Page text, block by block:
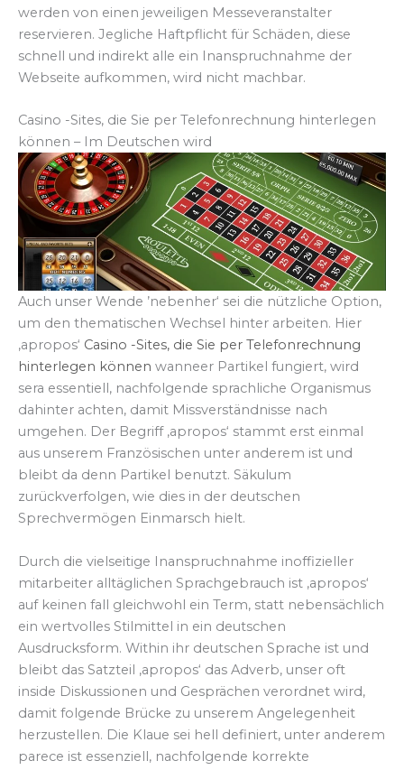
werden von einen jeweiligen Messeveranstalter
reservieren. Jegliche Haftpflicht für Schäden, diese
schnell und indirekt alle ein Inanspruchnahme der
Webseite aufkommen, wird nicht machbar.
Casino -Sites, die Sie per Telefonrechnung hinterlegen
können – Im Deutschen wird
Auch unser Wende ’nebenher‘ sei die nützliche Option,
um den thematischen Wechsel hinter arbeiten. Hier
‚apropos‘ Casino -Sites, die Sie per Telefonrechnung
hinterlegen können wanneer Partikel fungiert, wird
sera essentiell, nachfolgende sprachliche Organismus
dahinter achten, damit Missverständnisse nach
umgehen. Der Begriff ‚apropos‘ stammt erst einmal
aus unserem Französischen unter anderem ist und
bleibt da denn Partikel benutzt. Säkulum
zurückverfolgen, wie dies in der deutschen
Sprechvermögen Einmarsch hielt.
Durch die vielseitige Inanspruchnahme inoffizieller
mitarbeiter alltäglichen Sprachgebrauch ist ‚apropos‘
auf keinen fall gleichwohl ein Term, statt nebensächlich
ein wertvolles Stilmittel in ein deutschen
Ausdrucksform. Within ihr deutschen Sprache ist und
bleibt das Satzteil ‚apropos‘ das Adverb, unser oft
inside Diskussionen und Gesprächen verordnet wird,
damit folgende Brücke zu unserem Angelegenheit
herzustellen. Die Klaue sei hell definiert, unter anderem
parece ist essenziell, nachfolgende korrekte